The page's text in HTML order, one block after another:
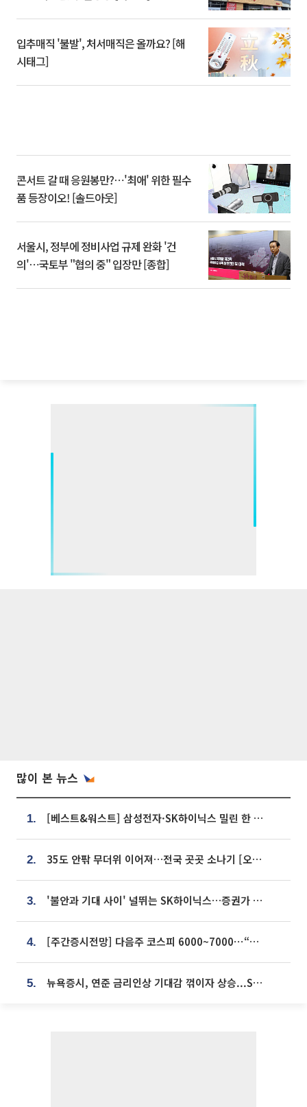
입추매직 '불발', 처서매직은 올까요? [해
시태그]
콘서트 갈 때 응원봉만?⋯'최애' 위한 필수
품 등장이오! [솔드아웃]
서울시, 정부에 정비사업 규제 완화 '건
의'⋯국토부 "협의 중" 입장만 [종합]
많이 본 뉴스
1. [베스트&워스트] 삼성전자·SK하이닉스 밀린 한 주…상상인증권은 85% 급등
2. 35도 안팎 무더위 이어져…전국 곳곳 소나기 [오늘 날씨]
3. '불안과 기대 사이' 널뛰는 SK하이닉스…증권가 "HBM4·LTA 기반 펀터멘털 견고"
4. [주간증시전망] 다음주 코스피 6000~7000⋯“外人 수급은 정책이 변수”
5. 뉴욕증시, 연준 금리인상 기대감 꺾이자 상승...S&P500 사상 최고치 [종합]